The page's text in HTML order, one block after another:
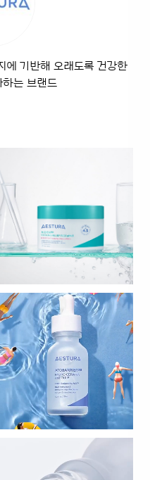
에 기반해 오래도록 건강한
는 브랜드